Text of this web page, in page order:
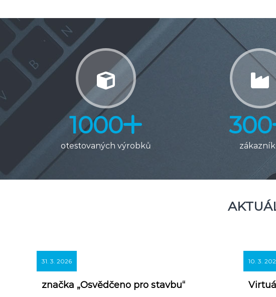
1000
otestovaných výrobků
300
31. 3. 2026
značka „Osvědčeno pro stavbu“
10. 3.